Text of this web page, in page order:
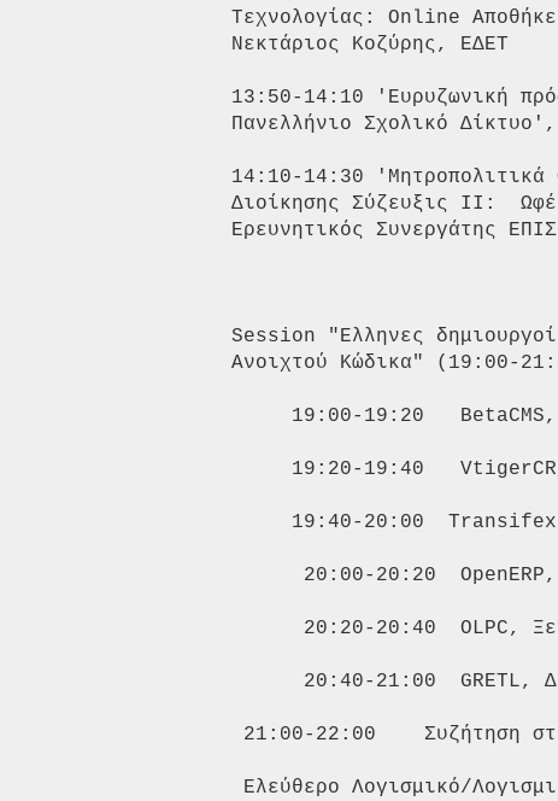
Τεχνολογίας: Online
Νεκτάριος Κοζύρης, ΕΔΕΤ
13:50-14:10 'Ευρυζωνική
Πανελλήνιο Σχολικό
14:10-14:30 'Μητροπολιτικά
Διοίκησης Σύζευξις ΙΙ:
Ερευνητικός Συνεργάτης
Session "Ελληνες
Ανοιχτού Κώδικα" (19:00-
19:00-19:20   BetaCMS,
19:20-19:40
19:40-20:00  Transifex,
20:00-20:20  OpenERP,
20:20-20:40  OLPC,
20:40-21:00  GRETL,
21:00-22:00    Συζήτηση
Ελεύθερο Λογισμικό/